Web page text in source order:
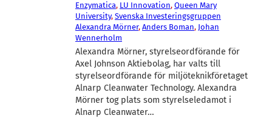
Enzymatica, LU Innovation, Queen Mary
University, Svenska Investeringsgruppen
Alexandra Mörner, Anders Boman, Johan
Wennerholm
Alexandra Mörner, styrelseordförande för
Axel Johnson Aktiebolag, har valts till
styrelseordförande för miljöteknikföretaget
Alnarp Cleanwater Technology. Alexandra
Mörner tog plats som styrelseledamot i
Alnarp Cleanwater…